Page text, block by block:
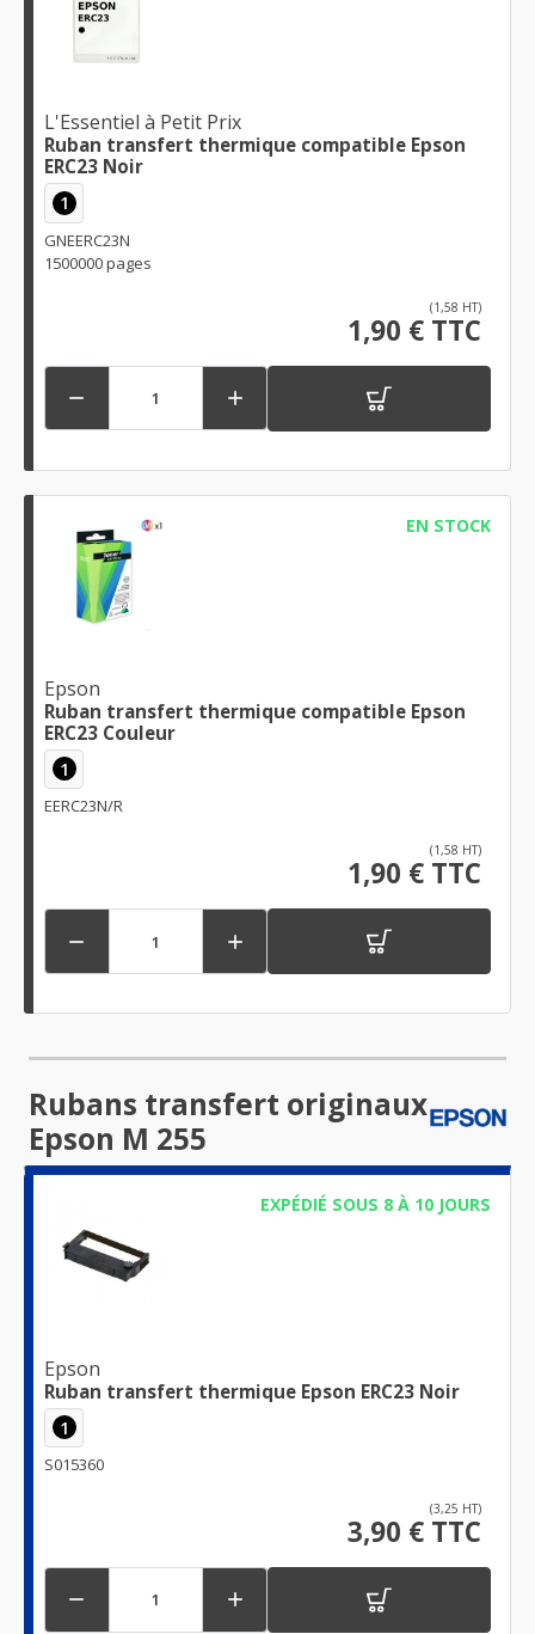
L'Essentiel à Petit Prix
Ruban transfert thermique compatible Epson
ERC23 Noir
1
GNEERC23N
1500000 pages
(1,58 HT)
1,90 € TTC
 
EN STOCK
Epson
Ruban transfert thermique compatible Epson
ERC23 Couleur
1
EERC23N/R
(1,58 HT)
1,90 € TTC
 
Rubans transfert originaux
Epson M 255
EXPÉDIÉ SOUS 8 À 10 JOURS
Epson
Ruban transfert thermique Epson ERC23 Noir
1
S015360
(3,25 HT)
3,90 € TTC
 